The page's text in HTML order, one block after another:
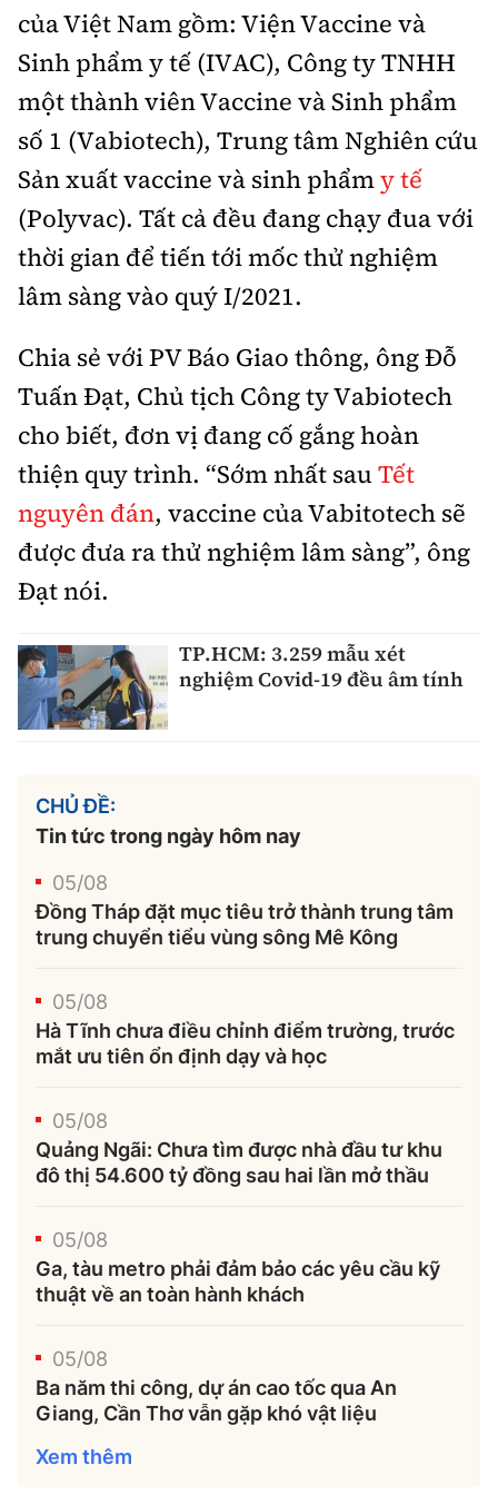
của Việt Nam gồm: Viện Vaccine và
Sinh phẩm y tế (IVAC), Công ty TNHH
một thành viên Vaccine và Sinh phẩm
số 1 (Vabiotech), Trung tâm Nghiên cứu
Sản xuất vaccine và sinh phẩmy tế
(Polyvac). Tất cả đều đang chạy đua với
thời gian để tiến tới mốc thử nghiệm
lâm sàng vào quý I/2021.
Chia sẻ với PV Báo Giao thông, ông Đỗ
Tuấn Đạt, Chủ tịch Công ty Vabiotech
cho biết, đơn vị đang cố gắng hoàn
thiện quy trình. “Sớm nhất sau Tết
nguyên đán, vaccine của Vabitotech sẽ
được đưa ra thử nghiệm lâm sàng”, ông
Đạt nói.
TP.HCM: 3.259 mẫu xét
nghiệm Covid-19 đều âm tính
CHỦ ĐỀ:
Tin tức trong ngày hôm nay
05/08
Đồng Tháp đặt mục tiêu trở thành trung tâm
trung chuyển tiểu vùng sông Mê Kông
05/08
Hà Tĩnh chưa điều chỉnh điểm trường, trước
mắt ưu tiên ổn định dạy và học
05/08
Quảng Ngãi: Chưa tìm được nhà đầu tư khu
đô thị 54.600 tỷ đồng sau hai lần mở thầu
05/08
Ga, tàu metro phải đảm bảo các yêu cầu kỹ
thuật về an toàn hành khách
05/08
Ba năm thi công, dự án cao tốc qua An
Giang, Cần Thơ vẫn gặp khó vật liệu
Xem thêm